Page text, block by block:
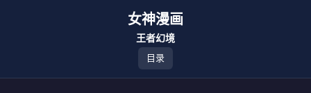
女神漫画
王者幻境
目录